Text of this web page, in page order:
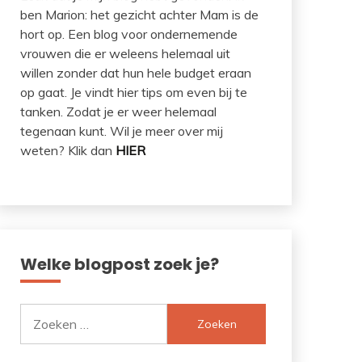
ben Marion: het gezicht achter Mam is de
hort op. Een blog voor ondernemende
vrouwen die er weleens helemaal uit
willen zonder dat hun hele budget eraan
op gaat. Je vindt hier tips om even bij te
tanken. Zodat je er weer helemaal
tegenaan kunt. Wil je meer over mij
weten? Klik dan HIER
Welke blogpost zoek je?
naar: